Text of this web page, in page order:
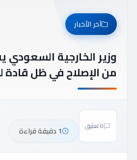
آخر الأخبار
وزير الخارجية السعودي
من الإصلاح في ظل قادة
0 تعليق 1 دقيقة قراءة